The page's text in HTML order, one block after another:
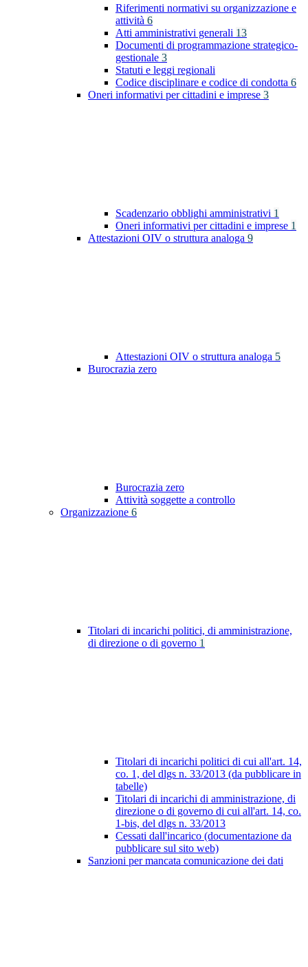
Riferimenti normativi su organizzazione e
attività 6
Atti amministrativi generali 13
Documenti di programmazione strategico-
gestionale 3
Statuti e leggi regionali
Codice disciplinare e codice di condotta 6
Oneri informativi per cittadini e imprese 3
Scadenzario obblighi amministrativi 1
Oneri informativi per cittadini e imprese 1
Attestazioni OIV o struttura analoga 9
Attestazioni OIV o struttura analoga 5
Burocrazia zero
Burocrazia zero
Attività soggette a controllo
Organizzazione 6
Titolari di incarichi politici, di amministrazione,
di direzione o di governo 1
Titolari di incarichi politici di cui all'art. 14,
co. 1, del dlgs n. 33/2013 (da pubblicare in
tabelle)
Titolari di incarichi di amministrazione, di
direzione o di governo di cui all'art. 14, co.
1-bis, del dlgs n. 33/2013
Cessati dall'incarico (documentazione da
pubblicare sul sito web)
Sanzioni per mancata comunicazione dei dati